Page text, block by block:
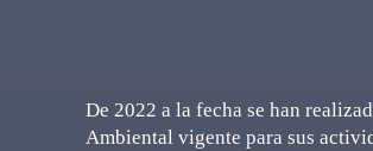
De 2022 a la fecha se han
Ambiental vigente para sus